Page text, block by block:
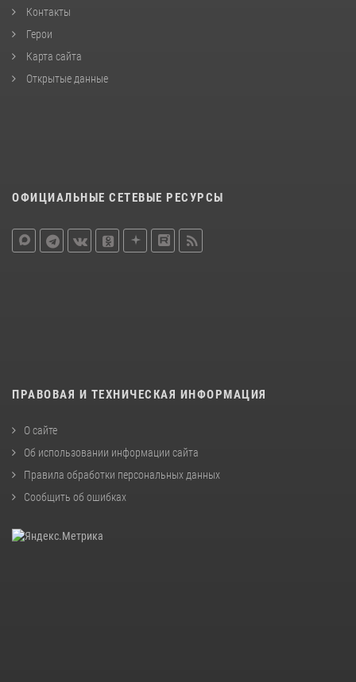
Контакты
Герои
Карта сайта
Открытые данные
ОФИЦИАЛЬНЫЕ СЕТЕВЫЕ РЕСУРСЫ
ПРАВОВАЯ И ТЕХНИЧЕСКАЯ ИНФОРМАЦИЯ
О сайте
Об использовании информации сайта
Правила обработки персональных данных
Сообщить об ошибках